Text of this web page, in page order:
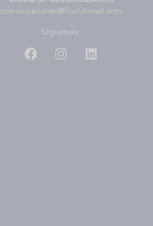
comunicaciones@fciclubnoel.com
Síguenos: